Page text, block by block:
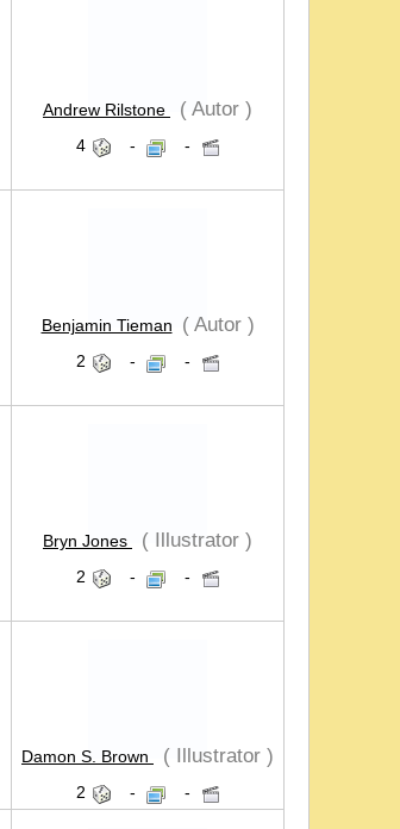
Andrew Rilstone ( Autor )
4 - -
Benjamin Tieman ( Autor )
2 - -
Bryn Jones ( Illustrator )
2 - -
Damon S. Brown ( Illustrator )
2 - -